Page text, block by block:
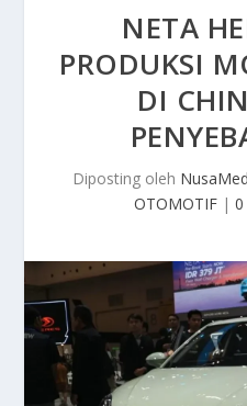
NETA
PRODUKSI
DI
Diposting oleh
OTOMOTIF| 0